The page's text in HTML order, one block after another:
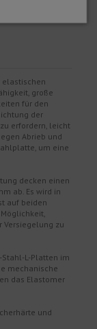
elastischen
große
für den
der
erfordern, leicht
Abrieb und
um eine
decken einen
ab. Es wird in
auf beiden
Versiegelung zu
L-Platten im
mechanische
das Elastomer
und